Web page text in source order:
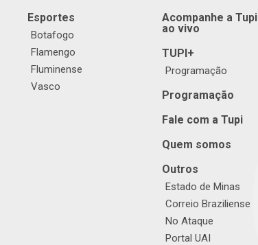
Esportes
Botafogo
Flamengo
Fluminense
Vasco
Acompanhe a Tupi
ao vivo
TUPI+
Programação
Programação
Fale com a Tupi
Quem somos
Outros
Estado de Minas
Correio Braziliense
No Ataque
Portal UAI